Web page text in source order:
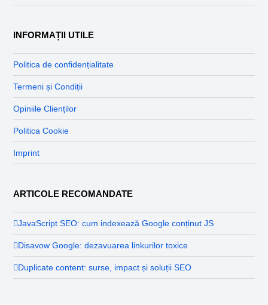
INFORMAȚII UTILE
Politica de confidențialitate
Termeni și Condiții
Opiniile Clienților
Politica Cookie
Imprint
ARTICOLE RECOMANDATE
JavaScript SEO: cum indexează Google conținut JS
Disavow Google: dezavuarea linkurilor toxice
Duplicate content: surse, impact și soluții SEO